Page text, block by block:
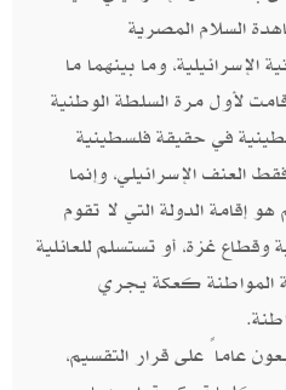
السلام المصرية
الإسرائيلية، وما بينهما ما
لأول مرة السلطة الوطنية
في حقيقة فلسطينية
العنف الإسرائيلي، وإنما
إقامة الدولة التي لا تقوم
وقطاع غزة، أو تستسلم للعائلية
المواطنة كعكة يجري
عاماً على قرار التقسيم،